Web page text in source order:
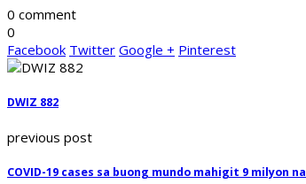
0 comment
0
Facebook Twitter Google + Pinterest
DWIZ 882
previous post
COVID-19 cases sa buong mundo mahigit 9 milyon na